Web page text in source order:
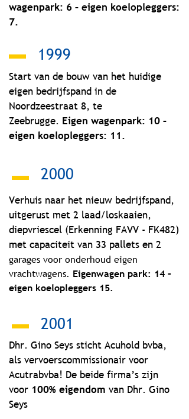
wagenpark: 6 – eigen koelopleggers:
7.
1999
Start van de bouw van het huidige
eigen bedrijfspand in de
Noordzeestraat 8, te
Zeebrugge. Eigen wagenpark: 10 –
eigen koelopleggers: 11.
2000
Verhuis naar het nieuw bedrijfspand,
uitgerust met 2 laad/loskaaien,
diepvriescel (Erkenning FAVV - FK482)
met capaciteit van 33 pallets en 2
garages voor onderhoud eigen
vrachtwagens. Eigenwagen park: 14 –
eigen koelopleggers 15.
2001
Dhr. Gino Seys sticht Acuhold bvba,
als vervoerscommissionair voor
Acutrabvba! De beide firma’s zijn
voor 100% eigendom van Dhr. Gino
Seys